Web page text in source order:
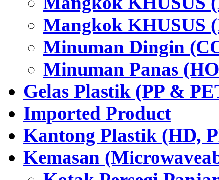
Mangkok KHUSUS
Minuman Dingin
Minuman Panas
Gelas Plastik (PP &
Imported Product
Kantong Plastik (HD,
Kemasan